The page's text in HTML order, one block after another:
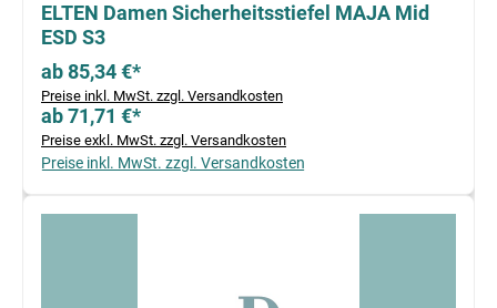
ELTEN Damen Sicherheitsstiefel MAJA Mid
ESD S3
ab 85,34 €*
Preise inkl. MwSt. zzgl. Versandkosten
ab 71,71 €*
Preise exkl. MwSt. zzgl. Versandkosten
Preise inkl. MwSt. zzgl. Versandkosten